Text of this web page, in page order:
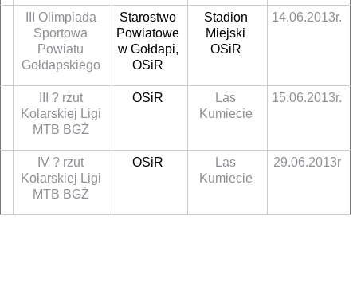
III Olimpiada
Sportowa
Powiatu
Gołdapskiego
Starostwo
Powiatowe
w Gołdapi,
OSiR
Stadion
Miejski
OSiR
14.06.2013r.
III ? rzut
Kolarskiej Ligi
MTB BGŻ
OSiR
Las
Kumiecie
15.06.2013r.
IV ? rzut
Kolarskiej Ligi
MTB BGŻ
OSiR
Las
Kumiecie
29.06.2013r